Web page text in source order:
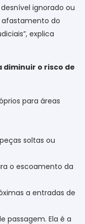
ignorado ou
afastamento do
explica
diminuir o risco de
para áreas
soltas ou
o escoamento da
a entradas de
passagem. Ela é a